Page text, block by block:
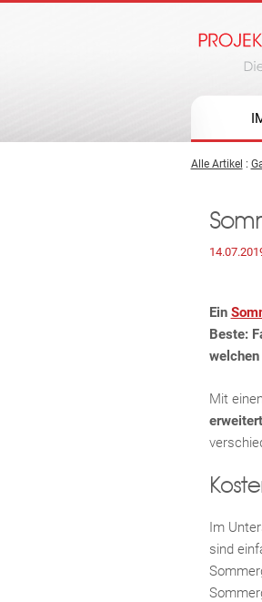
Alle Artikel :
Ein
Beste:
Mit
Im
sind